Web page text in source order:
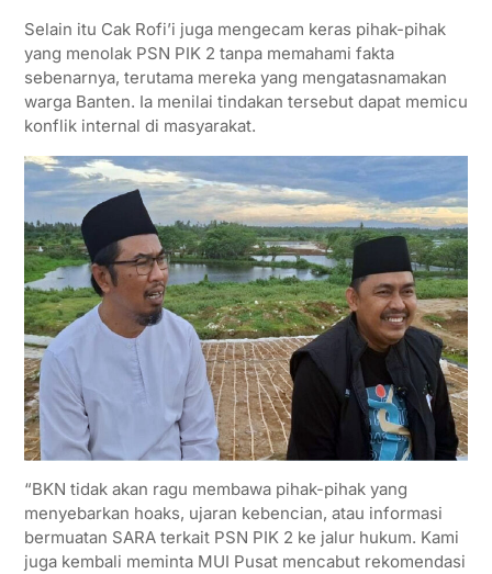
Selain itu Cak Rofi’i juga mengecam keras pihak-pihak
yang menolak PSN PIK 2 tanpa memahami fakta
sebenarnya, terutama mereka yang mengatasnamakan
warga Banten. Ia menilai tindakan tersebut dapat memicu
konflik internal di masyarakat.
“BKN tidak akan ragu membawa pihak-pihak yang
menyebarkan hoaks, ujaran kebencian, atau informasi
bermuatan SARA terkait PSN PIK 2 ke jalur hukum. Kami
juga kembali meminta MUI Pusat mencabut rekomendasi